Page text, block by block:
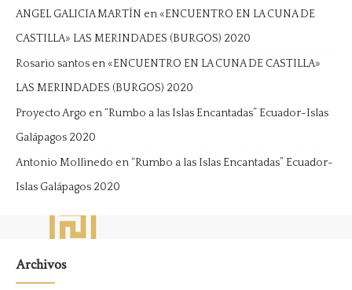
ANGEL GALICIA MARTÍN en«ENCUENTRO EN LA CUNA DE
CASTILLA» LAS MERINDADES (BURGOS) 2020
Rosario santos en«ENCUENTRO EN LA CUNA DE CASTILLA»
LAS MERINDADES (BURGOS) 2020
Proyecto Argo en“Rumbo a las Islas Encantadas” Ecuador-Islas
Galápagos 2020
Antonio Mollinedo en“Rumbo a las Islas Encantadas” Ecuador-
Islas Galápagos 2020
ArchivosArchivos